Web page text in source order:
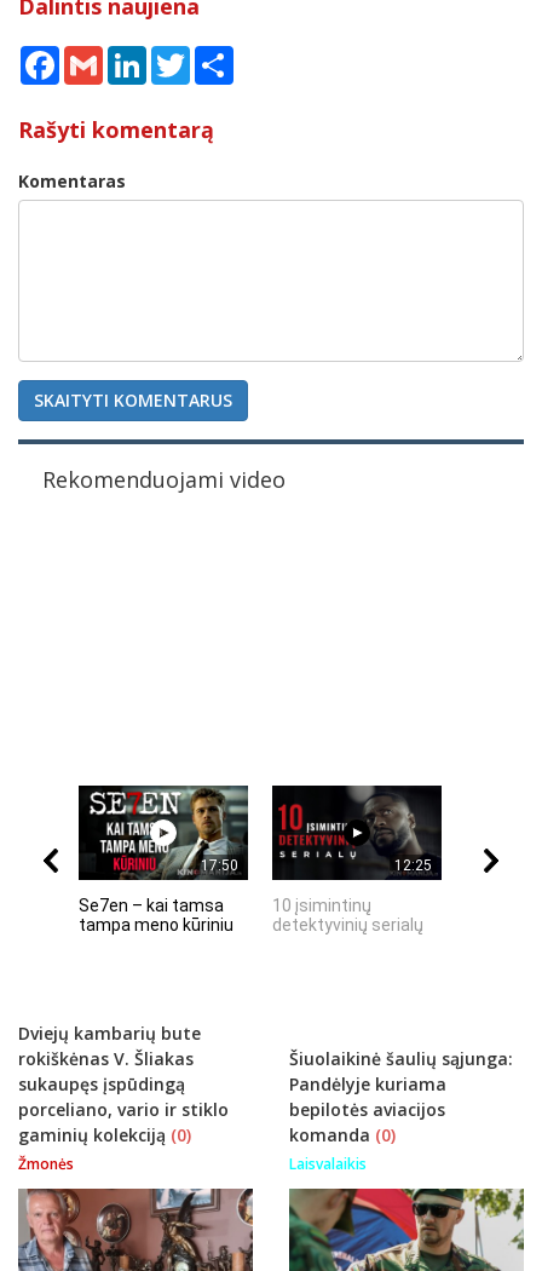
Dalintis naujiena
Facebook
Gmail LinkedInTwitter
Rašyti komentarą
Komentaras
SKAITYTI KOMENTARUS
Rekomenduojami video
17:50
Se7en – kai tamsa
tampa meno kūriniu
12:25
10 įsimintinų
detektyvinių serialų
Dviejų kambarių bute
rokiškėnas V. Šliakas
sukaupęs įspūdingą
porceliano, vario ir stiklo
gaminių kolekciją (0)
Žmonės
Šiuolaikinė šaulių sąjunga:
Pandėlyje kuriama
bepilotės aviacijos
komanda (0)
Laisvalaikis